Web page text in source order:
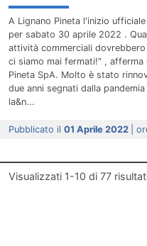
A Lignano Pineta l'inizio
per sabato 30 aprile 2022 .
attività commerciali
ci siamo mai fermati!" ,
Pineta SpA. Molto è stato
due anni segnati dalla
la&n...
Pubblicato il 01 Aprile 2022 |
Visualizzati 1-10 di 77